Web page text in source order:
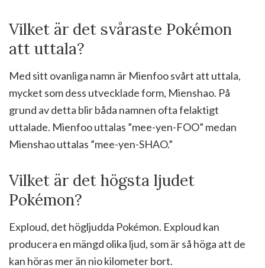
Vilket är det svåraste Pokémon
att uttala?
Med sitt ovanliga namn är Mienfoo svårt att uttala,
mycket som dess utvecklade form, Mienshao. På
grund av detta blir båda namnen ofta felaktigt
uttalade. Mienfoo uttalas ”mee-yen-FOO” medan
Mienshao uttalas ”mee-yen-SHAO.”
Vilket är det högsta ljudet
Pokémon?
Exploud, det högljudda Pokémon. Exploud kan
producera en mängd olika ljud, som är så höga att de
kan höras mer än nio kilometer bort.